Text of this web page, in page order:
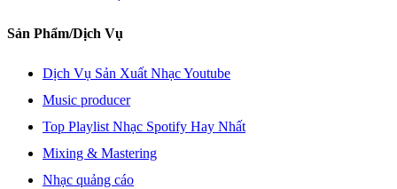
Sản Phẩm/Dịch Vụ
Dịch Vụ Sản Xuất Nhạc Youtube
Music producer
Top Playlist Nhạc Spotify Hay Nhất
Mixing & Mastering
Nhạc quảng cáo